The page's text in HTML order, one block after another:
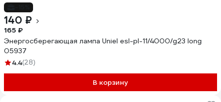
140 ₽
165 ₽
Энергосберегающая лампа Uniel esl-pl-11/4000/g23 long
05937
4.4(28)
В корзину